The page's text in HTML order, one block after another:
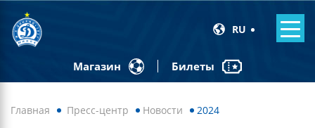
RU
Магазин Билеты
Главная Пресс-центр Новости 2024